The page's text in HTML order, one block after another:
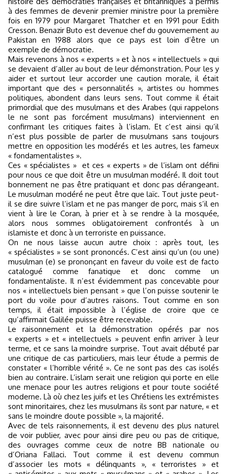
à des femmes de devenir premier ministre pour la première
fois en 1979 pour Margaret Thatcher et en 1991 pour Edith
Cresson. Benazir Buto est devenue chef du gouvernement au
Pakistan en 1988 alors que ce pays est loin d’être un
exemple de démocratie.
Mais revenons à nos « experts » et à nos « intellectuels » qui
se devaient d’aller au bout de leur démonstration. Pour les y
aider et surtout leur accorder une caution morale, il était
important que des « personnalités », artistes ou hommes
politiques, abondent dans leurs sens. Tout comme il était
primordial que des musulmans et des Arabes (qui rappelons
le ne sont pas forcément musulmans) interviennent en
confirmant les critiques faites à l’islam. Et c’est ainsi qu’il
n’est plus possible de parler de musulmans sans toujours
mettre en opposition les modérés et les autres, les fameux
« fondamentalistes ».
Ces « spécialistes » et ces « experts » de l’islam ont défini
pour nous ce que doit être un musulman modéré. Il doit tout
bonnement ne pas être pratiquant et donc pas dérangeant.
Le musulman modéré ne peut être que laïc. Tout juste peut-
il se dire suivre l’islam et ne pas manger de porc, mais s’il en
vient à lire le Coran, à prier et à se rendre à la mosquée,
alors nous sommes obligatoirement confrontés à un
islamiste et donc à un terroriste en puissance.
On ne nous laisse aucun autre choix : après tout, les
« spécialistes » se sont prononcés. C’est ainsi qu’un (ou une)
musulman (e) se prononçant en faveur du voile est de facto
catalogué comme fanatique et donc comme un
fondamentaliste. Il n’est évidemment pas concevable pour
nos « intellectuels bien pensant » que l’on puisse soutenir le
port du voile pour d’autres raisons. Tout comme en son
temps, il était impossible à l’église de croire que ce
qu’affirmait Galilée puisse être recevable.
Le raisonnement et la démonstration opérés par nos
« experts » et « intellectuels » peuvent enfin arriver à leur
terme, et ce sans la moindre surprise. Tout avait débuté par
une critique de cas particuliers, mais leur étude a permis de
constater « l’horrible vérité ». Ce ne sont pas des cas isolés
bien au contraire. L’islam serait une religion qui porte en elle
une menace pour les autres religions et pour toute société
moderne. Là où chez les juifs et les Chrétiens les extrémistes
sont minoritaires, chez les musulmans ils sont par nature, « et
sans le moindre doute possible », la majorité.
Avec de tels raisonnements, il est devenu des plus naturel
de voir publier, avec pour ainsi dire peu ou pas de critique,
des ouvrages comme ceux de notre BB nationale ou
d’Oriana Fallaci. Tout comme il est devenu commun
d’associer les mots « délinquants », « terroristes » et